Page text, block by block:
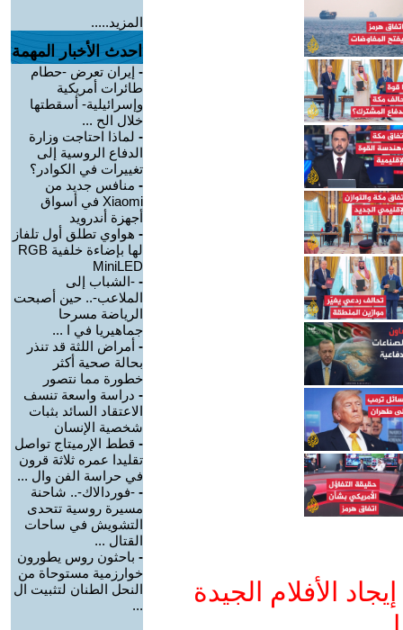
الأفلام الجيدة
المزيد.....
احدث الأخبار المهمة
- إيران تعرض -حطام
طائرات أمريكية
وإسرائيلية- أسقطتها
خلال الح ...
- لماذا احتاجت وزارة
الدفاع الروسية إلى
تغييرات في الكوادر؟
- منافس جديد من
Xiaomi في أسواق
أجهزة أندرويد
- هواوي تطلق أول تلفاز
لها بإضاءة خلفية RGB
MiniLED
- -الشباب إلى
الملاعب-.. حين أصبحت
الرياضة مسرحا
جماهيريا في ا ...
- أمراض اللثة قد تنذر
بحالة صحية أكثر
خطورة مما نتصور
- دراسة واسعة تنسف
الاعتقاد السائد بثبات
شخصية الإنسان
- قطط الإرميتاج تواصل
تقليدا عمره ثلاثة قرون
في حراسة الفن وال ...
- -فوردالاك-.. شاحنة
مسيرة روسية تتحدى
التشويش في ساحات
القتال ...
- باحثون روس يطورون
خوارزمية مستوحاة من
النحل الطنان لتثبيت ال
...